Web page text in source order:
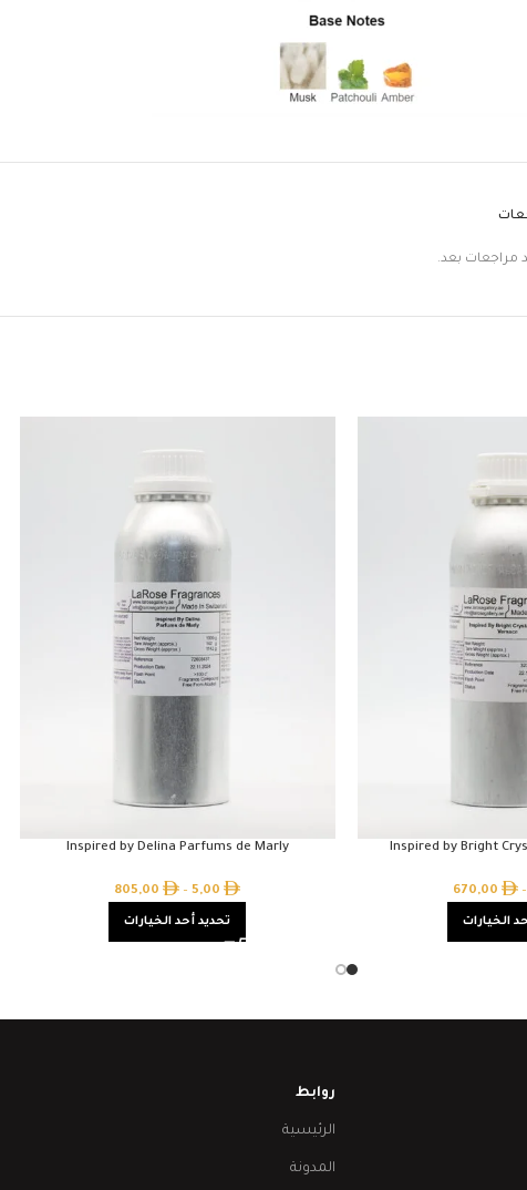
مراجعات بعد.
Inspired by Bright
–
670,00
الخيارات
Inspired by Delina Parfums de Marly
5,00
–
805,00
تحديد أحد الخيارات
روابط
الرئيسية
المدونة